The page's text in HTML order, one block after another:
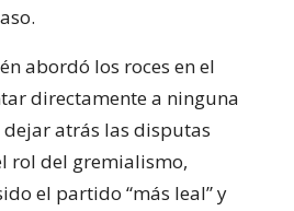
abordó los roces en el
directamente a ninguna
atrás las disputas
rol del gremialismo,
el partido “más leal” y